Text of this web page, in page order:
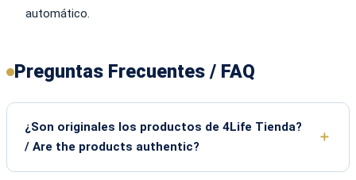
automático.
Preguntas Frecuentes / FAQ
¿Son originales los productos de 4Life Tienda?
/ Are the products authentic?